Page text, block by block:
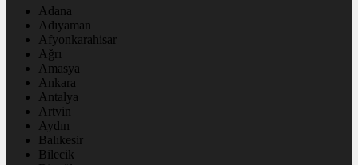
Adana
Adıyaman
Afyonkarahisar
Ağrı
Amasya
Ankara
Antalya
Artvin
Aydın
Balıkesir
Bilecik